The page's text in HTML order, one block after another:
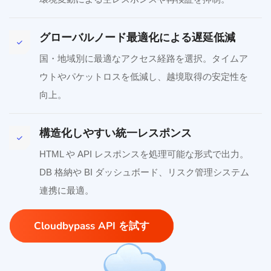
グローバルノード最適化による遅延低減
国・地域別に最適なアクセス経路を選択。タイムア
ウトやパケットロスを低減し、越境取得の安定性を
向上。
構造化しやすい統一レスポンス
HTML や API レスポンスを処理可能な形式で出力。
DB 格納や BI ダッシュボード、リスク管理システム
連携に最適。
Cloudbypass API を試す